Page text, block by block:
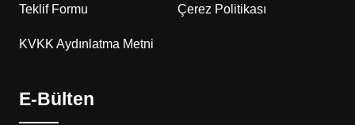
Teklif Formu Çerez Politikası
KVKK Aydınlatma Metni
E-Bülten